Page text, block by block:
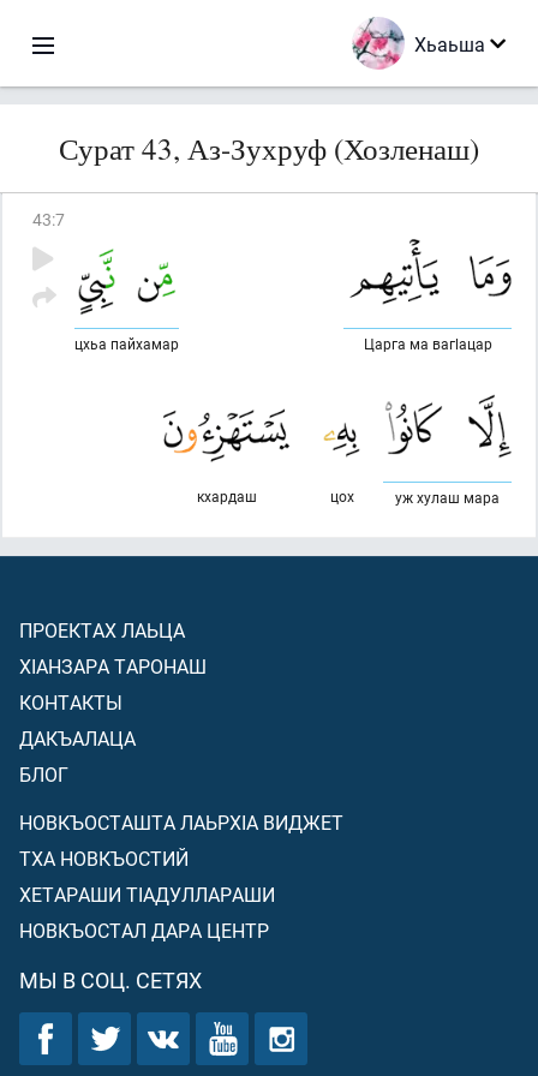
Хьаьша
Сурат 43, Аз-Зухруф (Хозленаш)
43:7
Царга ма вагlацар
цхьа пайхамар
уж хулаш мара
цох
кхардаш
ПРОЕКТАХ ЛАЬЦА
ХIАНЗАРА ТАРОНАШ
КОНТАКТЫ
ДАКЪАЛАЦА
БЛОГ
НОВКЪОСТАШТА ЛАЬРХIА ВИДЖЕТ
ТХА НОВКЪОСТИЙ
ХЕТАРАШИ ТIАДУЛЛАРАШИ
НОВКЪОСТАЛ ДАРА ЦЕНТР
МЫ В СОЦ. СЕТЯХ